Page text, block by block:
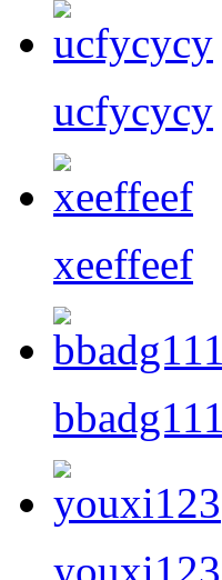
ucfycycy
xeeffeef
bbadg111
youxi123